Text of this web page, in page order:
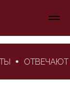
ОТВЕЧАЮТ